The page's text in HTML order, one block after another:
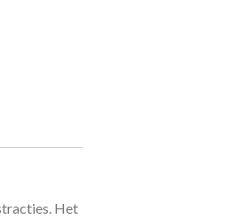
Het